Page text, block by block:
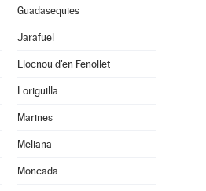
Guadasequies
Jarafuel
Llocnou d'en Fenollet
Loriguilla
Marines
Meliana
Moncada